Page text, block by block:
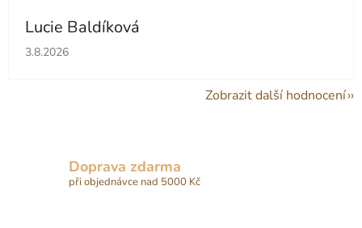
Lucie Baldíková
Hodnocení obchodu je 5 z 5 hvězdiček.
3.8.2026
Zobrazit další hodnocení
Doprava zdarma
při objednávce nad 5000 Kč